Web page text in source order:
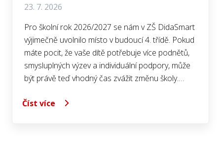
23. 7. 2026
Pro školní rok 2026/2027 se nám v ZŠ DidaSmart
výjimečně uvolnilo místo v budoucí 4. třídě. Pokud
máte pocit, že vaše dítě potřebuje více podnětů,
smysluplných výzev a individuální podpory, může
být právě teď vhodný čas zvážit změnu školy.…
Číst více